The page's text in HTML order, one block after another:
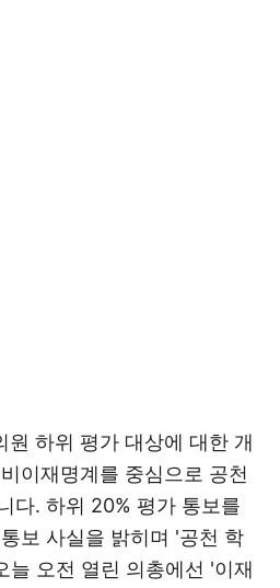
원 하위 평가 대상에 대한 개
이재명계를 중심으로 공천
다. 하위 20% 평가 통보를
보 사실을 밝히며 '공천 학
늘 오전 열린 의총에선 '이재